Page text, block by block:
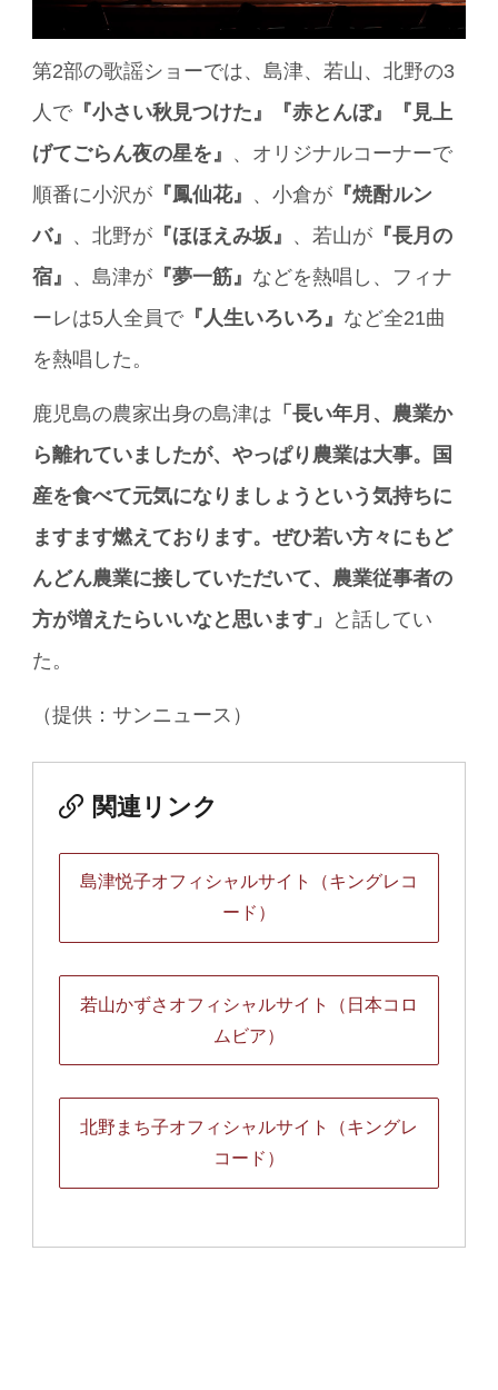
第2部の歌謡ショーでは、島津、若山、北野の3
人で『小さい秋見つけた』『赤とんぼ』『見上
げてごらん夜の星を』 、オリジナルコーナーで
順番に小沢が 『鳳仙花』 、小倉が 『焼酎ルン
バ』 、北野が 『ほほえみ坂』 、若山が 『長月の
宿』 、島津が 『夢一筋』 などを熱唱し、フィナ
ーレは5人全員で『人生いろいろ』 など全21曲
を熱唱した。
鹿児島の農家出身の島津は 「長い年月、農業か
ら離れていましたが、やっぱり農業は大事。国
産を食べて元気になりましょうという気持ちに
ますます燃えております。ぜひ若い方々にもど
んどん農業に接していただいて、農業従事者の
方が増えたらいいなと思います」
と話してい
た。
（提供：サンニュース）
関連リンク
島津悦子オフィシャルサイト（キングレコ
ード）
若山かずさオフィシャルサイト（日本コロ
ムビア）
北野まち子オフィシャルサイト（キングレ
コード）